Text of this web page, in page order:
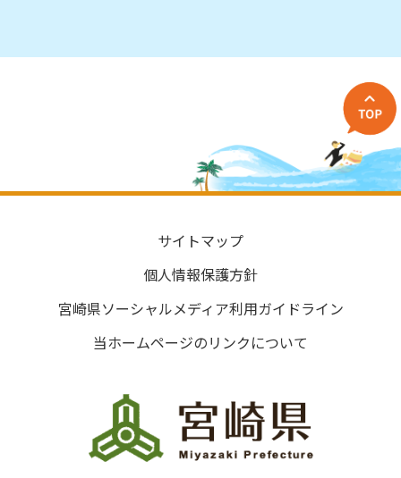
サイトマップ
個人情報保護方針
宮崎県ソーシャルメディア利用ガイドライン
当ホームページのリンクについて